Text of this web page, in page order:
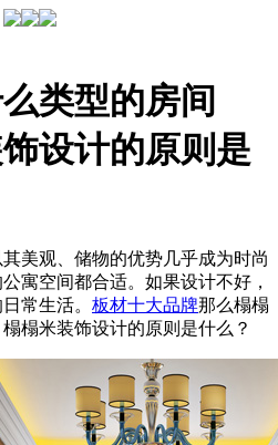
类型的房间
设计的原则是
美观、储物的优势几乎成为时尚
寓空间都合适。如果设计不好，
常生活。 板材十大品牌那么榻榻
榻米装饰设计的原则是什么？